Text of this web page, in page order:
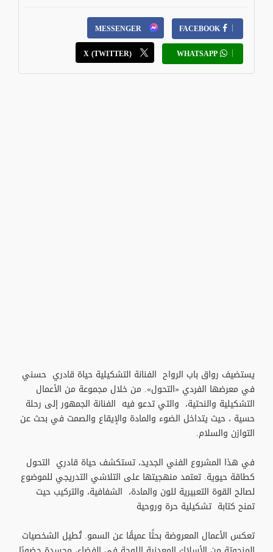
FACEBOOK
MESSENGER
WHATSAPP
X (TWITTER)
يستضيف رواق باب الرواح الفنانة التشكيلية حياة قادري حسني
في معرضها الفردي «التحول». من خلال مجموعة من الأعمال
التشكيلية والنحتية، والتي تدعو فيه الفنانة الجمهور إلى رحلة
حسية ، حيث يتداخل الضوء والمادة والإيقاع والصمت في بحث عن
التوازن والسلام.
في هذا المشروع الفني الجديد، تستكشف حياة قادري التحول
كطاقة حيوية. تعتمد منهجيتها على التلاشي التدريجي للموضوع
لصالح القوة التعبيرية للون والمادة، الشفافية، والتركيب حيت
تمنح كتابة تشكيلية حرة وروحية
تعكس الأعمال المعروضة بحثًا عميقًا عن السمو. تُطيل الشخصيات